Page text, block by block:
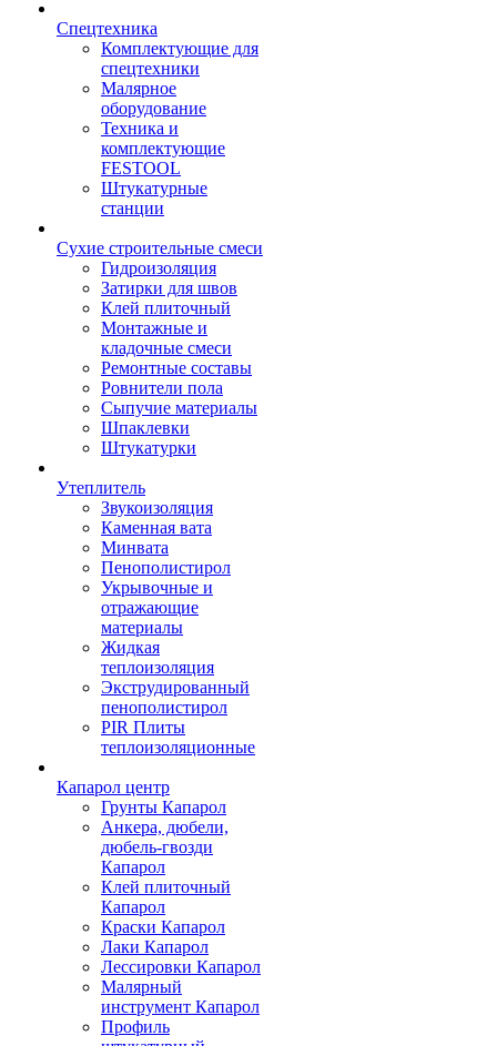
Спецтехника
Комплектующие для
спецтехники
Малярное
оборудование
Техника и
комплектующие
FESTOOL
Штукатурные
станции
Сухие строительные смеси
Гидроизоляция
Затирки для швов
Клей плиточный
Монтажные и
кладочные смеси
Ремонтные составы
Ровнители пола
Сыпучие материалы
Шпаклевки
Штукатурки
Утеплитель
Звукоизоляция
Каменная вата
Минвата
Пенополистирол
Укрывочные и
отражающие
материалы
Жидкая
теплоизоляция
Экструдированный
пенополистирол
PIR Плиты
теплоизоляционные
Капарол центр
Грунты Капарол
Анкера, дюбели,
дюбель-гвозди
Капарол
Клей плиточный
Капарол
Краски Капарол
Лаки Капарол
Лессировки Капарол
Малярный
инструмент Капарол
Профиль